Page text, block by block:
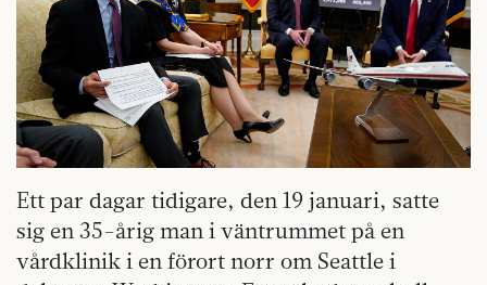
Ett par dagar tidigare, den 19 januari, satte
sig en 35-årig man i väntrummet på en
vårdklinik i en förort norr om Seattle i